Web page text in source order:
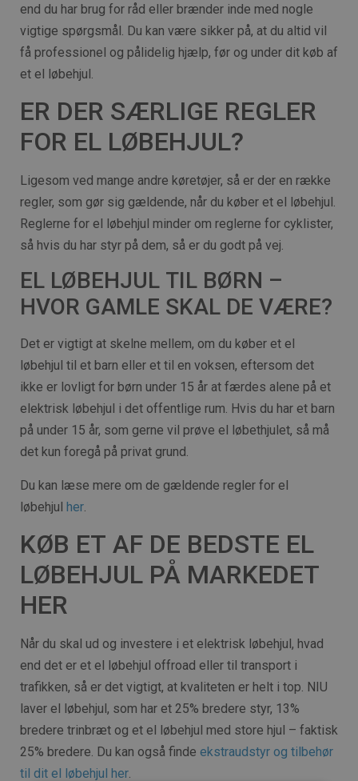
end du har brug for råd eller brænder inde med nogle
vigtige spørgsmål. Du kan være sikker på, at du altid vil
få professionel og pålidelig hjælp, før og under dit køb af
et el løbehjul.
ER DER SÆRLIGE REGLER
FOR EL LØBEHJUL?
Ligesom ved mange andre køretøjer, så er der en række
regler, som gør sig gældende, når du køber et el løbehjul.
Reglerne for el løbehjul minder om reglerne for cyklister,
så hvis du har styr på dem, så er du godt på vej.
EL LØBEHJUL TIL BØRN –
HVOR GAMLE SKAL DE VÆRE?
Det er vigtigt at skelne mellem, om du køber et el
løbehjul til et barn eller et til en voksen, eftersom det
ikke er lovligt for børn under 15 år at færdes alene på et
elektrisk løbehjul i det offentlige rum. Hvis du har et barn
på under 15 år, som gerne vil prøve el løbethjulet, så må
det kun foregå på privat grund.
Du kan læse mere om de gældende regler for el
løbehjul her.
KØB ET AF DE BEDSTE EL
LØBEHJUL PÅ MARKEDET
HER
Når du skal ud og investere i et elektrisk løbehjul, hvad
end det er et el løbehjul offroad eller til transport i
trafikken, så er det vigtigt, at kvaliteten er helt i top. NIU
laver el løbehjul, som har et 25% bredere styr, 13%
bredere trinbræt og et el løbehjul med store hjul – faktisk
25% bredere. Du kan også finde ekstraudstyr og tilbehør
til dit el løbehjul her.